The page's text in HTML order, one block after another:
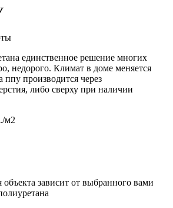
единственное решение многих
недорого. Климат в доме меняется
ппу производится через
либо сверху при наличии
м2
зависит от выбранного вами